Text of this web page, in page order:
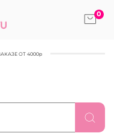
0
ОТ 4000р